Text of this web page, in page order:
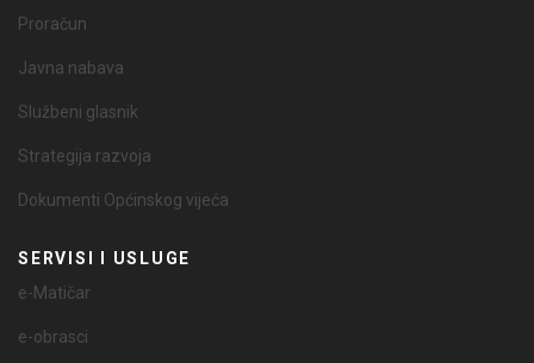
Proračun
Javna nabava
Službeni glasnik
Strategija razvoja
Dokumenti Općinskog vijeća
SERVISI I USLUGE
e-Matičar
e-obrasci